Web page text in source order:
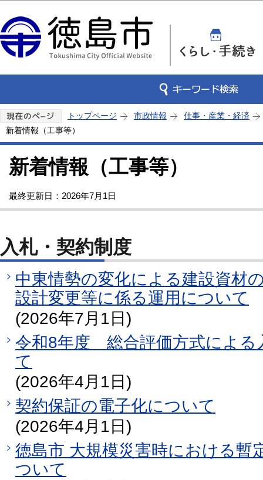
トップページ 市政情報
仕事・産業・経済
新着情報（工事等）
新着情報（工事等）
最終更新日：2026年7月1日
入札・契約制度
中東情勢の変化による建設資材
設計変更等に係る運用について
(2026年7月1日)
令和8年度 総合評価方式による
て
(2026年4月1日)
契約保証の電子化について
(2026年4月1日)
徳島市 大規模災害時における暫
ついて